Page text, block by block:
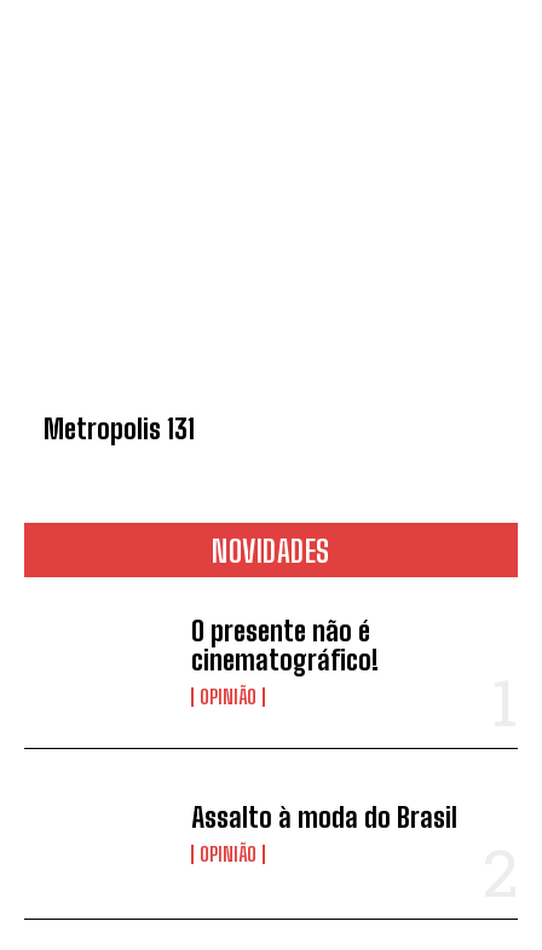
Metropolis 131
NOVIDADES
O presente não é
cinematográfico!
OPINIÃO
Assalto à moda do Brasil
OPINIÃO